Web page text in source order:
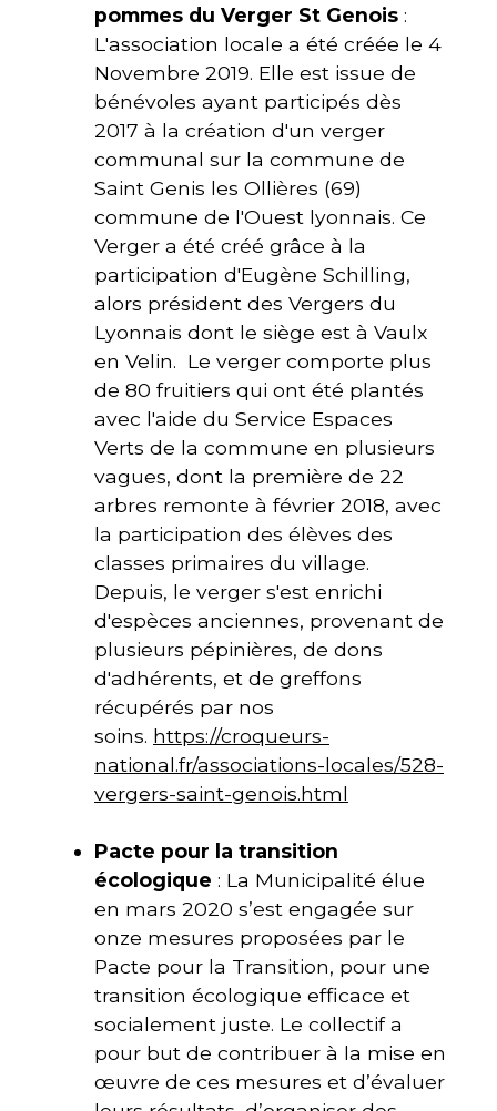
pommes du Verger St Genois :
L'association locale a été créée le 4
Novembre 2019. Elle est issue de
bénévoles ayant participés dès
2017 à la création d'un verger
communal sur la commune de
Saint Genis les Ollières (69)
commune de l'Ouest lyonnais. Ce
Verger a été créé grâce à la
participation d'Eugène Schilling,
alors président des Vergers du
Lyonnais dont le siège est à Vaulx
en Velin. Le verger comporte plus
de 80 fruitiers qui ont été plantés
avec l'aide du Service Espaces
Verts de la commune en plusieurs
vagues, dont la première de 22
arbres remonte à février 2018, avec
la participation des élèves des
classes primaires du village.
Depuis, le verger s'est enrichi
d'espèces anciennes, provenant de
plusieurs pépinières, de dons
d'adhérents, et de greffons
récupérés par nos
soins. https://croqueurs-
national.fr/associations-locales/528-
vergers-saint-genois.html
Pacte pour la transition
écologique : La Municipalité élue
en mars 2020 s’est engagée sur
onze mesures proposées par le
Pacte pour la Transition, pour une
transition écologique efficace et
socialement juste. Le collectif a
pour but de contribuer à la mise en
œuvre de ces mesures et d’évaluer